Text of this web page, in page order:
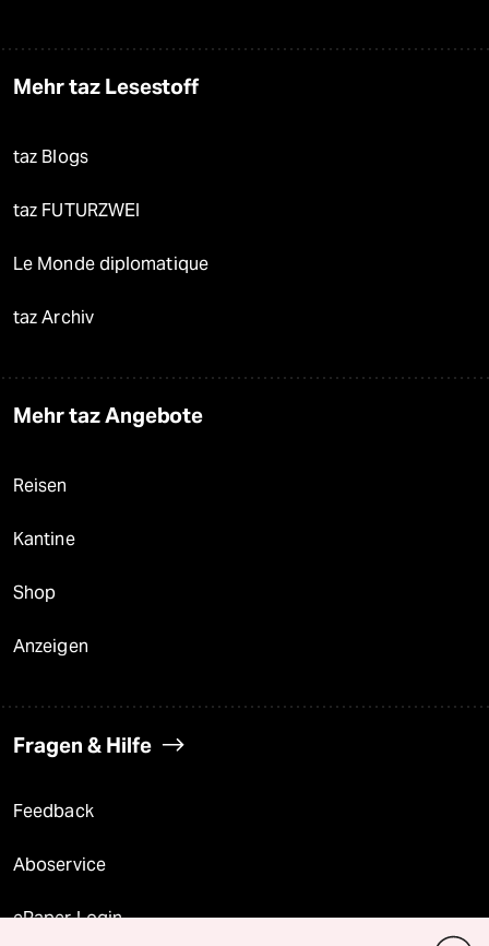
Mehr taz Lesestoff
taz Blogs
taz FUTURZWEI
Le Monde diplomatique
taz Archiv
Mehr taz Angebote
Reisen
Kantine
Shop
Anzeigen
Fragen & Hilfe
Feedback
Aboservice
ePaper Login